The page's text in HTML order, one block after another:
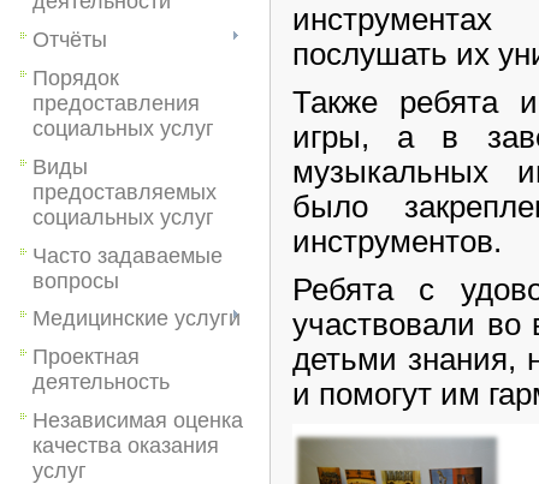
Отчёты
Порядок
предоставления
социальных услуг
Виды
предоставляемых
социальных услуг
Часто задаваемые
вопросы
Медицинские услуги
Проектная
деятельность
Независимая оценка
качества оказания
услуг
послушать их
Также ребята
игры, а в
музыкальных
было
инструментов.
Ребята с
участвовали во
детьми знания,
и помогут им